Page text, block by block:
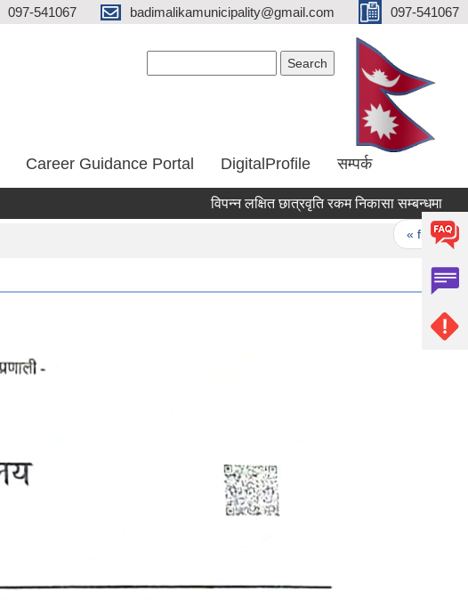
097-541067 badimalikamunicipality@gmail.com 097-541067
Career Guidance Portal DigitalProfile सम्पर्क
विपन्न लक्षित छात्रवृति रकम निकासा सम्बन्धमा १९
‹